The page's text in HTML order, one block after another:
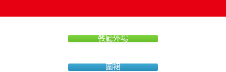
餐廳外場
圍裙